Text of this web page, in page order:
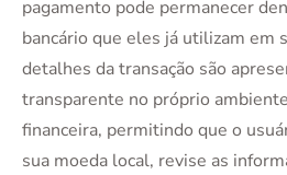
pagamento pode permanecer
bancário que eles já utilizam em
detalhes da transação são
transparente no próprio
financeira, permitindo que o
sua moeda local, revise as